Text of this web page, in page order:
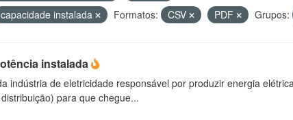
capacidade instalada Formatos: CSV PDF Grupos:
instalada
indústria de eletricidade responsável por produzir energia
para que chegue...